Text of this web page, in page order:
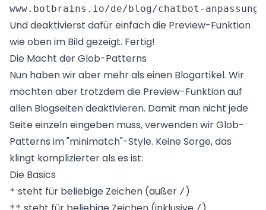
Und deaktivierst dafür einfach die Preview-Funktion
wie oben im Bild gezeigt. Fertig!
Die Macht der Glob-Patterns
Nun haben wir aber mehr als einen Blogartikel. Wir
möchten aber trotzdem die Preview-Funktion auf
allen Blogseiten deaktivieren. Damit man nicht jede
Seite einzeln eingeben muss, verwenden wir Glob-
Patterns im "minimatch"-Style. Keine Sorge, das
klingt komplizierter als es ist:
Die Basics
* steht für beliebige Zeichen (außer /)